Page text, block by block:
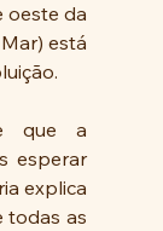
oeste da
está
que a
esperar
explica
todas as